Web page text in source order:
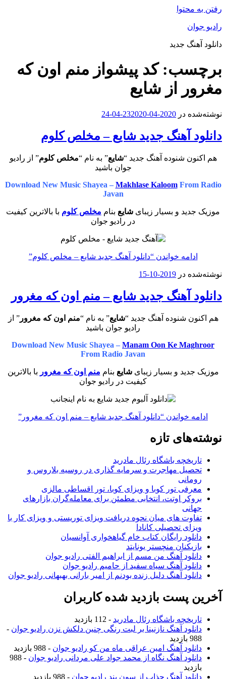
رفتن به محتوا
رادیو جوان
دانلود آهنگ جدید
برچسب:کد پیشواز منم اون که
مغرور از شایع
نوشته‌شده در 2020-04-23
2020-04-24
دانلود آهنگ جدید شایع – مخلص کلوم
هم اکنون شنوده آهنگ جدید “شایع” به نام “مخلص کلوم” از رادیو
جوان باشید
Download New Music Shayea – Makhlase KaloomFrom Radio
Javan
موزیک جدید و بسیار زیبای شایع بنام مخلص کلوم با بالاترین کیفیت
در رادیو جوان
ادامه خواندن “دانلود آهنگ جدید شایع – مخلص کلوم”
نوشته‌شده در 2019-10-15
دانلود آهنگ جدید شایع – منم اون که مغرور
هم اکنون شنوده آهنگ جدید “شایع” به نام “منم اون که مغرور” از
رادیو جوان باشید
Download New Music Shayea – Manam Oon Ke Maghroor
From Radio Javan
موزیک جدید و بسیار زیبایشایع بنام منم اون که مغرور با بالاترین
کیفیت در رادیو جوان
ادامه خواندن “دانلود آهنگ جدید شایع – منم اون که مغرور”
نوشته‌های تازه
تاریخچه باشگاه رئال مادرید
تحصیل مهاجرت و سرمایه گذاری در روسیه بلاروس و
رومانی
معرفی تور کوبا و ویزای کوبا، تور اقساطی مالزی
بروکر اوتت، انتخابی مطمئن برای معامله‌گران بازارهای
جهانی
تفاوت های میان نحوه دریافت ویزای توریستی و ویزای کار با
ویزای تحصیلی کانادا
دانلود رایگان کتاب خام گیاهخواری آوانسیان
بازیکنان منچستر یونایتد
دانلود آهنگ من مسم از ابراهیم الفتی رادیو جوان
دانلود آهنگ سیاه سفید از حامیم رادیو جوان
دانلود آهنگ دلیل زنده بودنم از امیر بارانی بهبهانی رادیو جوان
آخرین پست بازدید شده کاربران
تاریخچه باشگاه رئال مادرید - 112 بازدید
دانلود آهنگ نازنینا بر لبت رنگی چنین دلکش نزن رادیو جوان -
988 بازدید
دانلود آهنگ امین عراقی ماه من کو رادیو جوان - 988 بازدید
دانلود آهنگ نگاه از محمد جواد علی مردانی رادیو جوان
- 988
بازدید
دانلود آهنگ جذاب از سون بند رادیو جوان - 988 بازدید